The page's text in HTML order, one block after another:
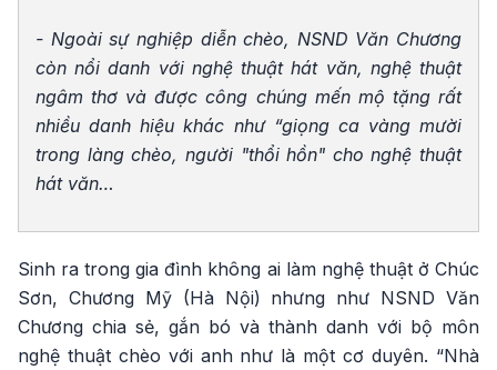
- Ngoài sự nghiệp diễn chèo, NSND Văn Chương
còn nổi danh với nghệ thuật hát văn, nghệ thuật
ngâm thơ và được công chúng mến mộ tặng rất
nhiều danh hiệu khác như “giọng ca vàng mười
trong làng chèo, người "thổi hồn" cho nghệ thuật
hát văn…
Sinh ra trong gia đình không ai làm nghệ thuật ở Chúc
Sơn, Chương Mỹ (Hà Nội) nhưng như NSND Văn
Chương chia sẻ, gắn bó và thành danh với bộ môn
nghệ thuật chèo với anh như là một cơ duyên. “Nhà